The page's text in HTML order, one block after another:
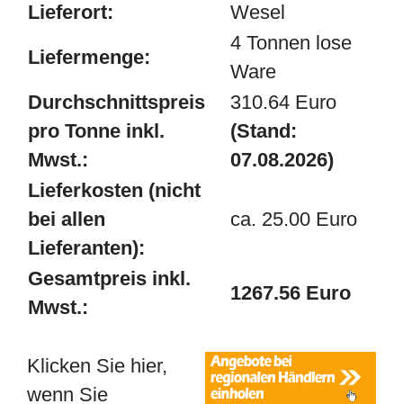
Lieferort:
Wesel
Liefermenge:
4 Tonnen lose
Ware
Durchschnittspreis
pro Tonne inkl.
Mwst.:
310.64 Euro
(Stand:
07.08.2026)
Lieferkosten (nicht
bei allen
Lieferanten):
ca. 25.00 Euro
Gesamtpreis inkl.
Mwst.:
1267.56 Euro
Klicken Sie hier,
wenn Sie